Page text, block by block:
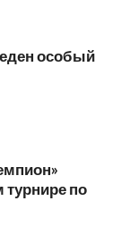
особый
по